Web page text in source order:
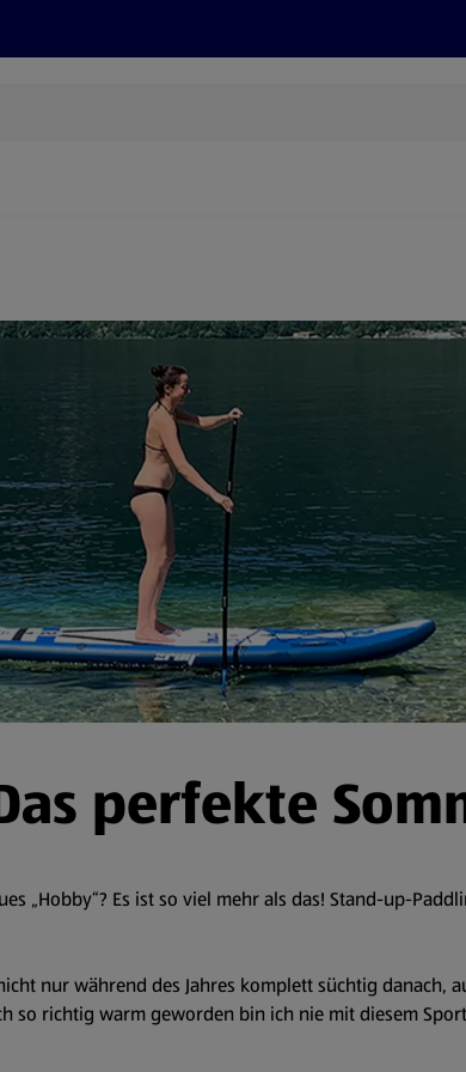
perfekte
„Hobby“? Es ist so viel mehr als das! Stand-up-
nur während des Jahres komplett süchtig danach,
so richtig warm geworden bin ich nie mit diesem